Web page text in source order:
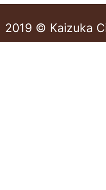
2019 © Kaizuka